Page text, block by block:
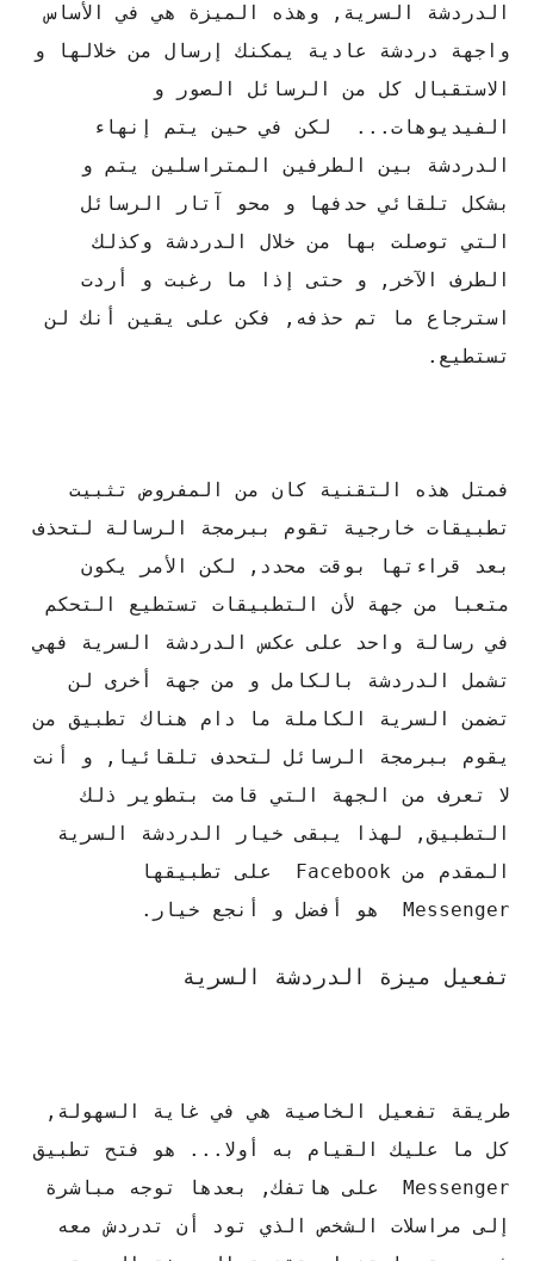
الدردشة السرية, وهذه الميزة هي في الأساس
واجهة دردشة عادية يمكنك إرسال من خلالها و
الاستقبال كل من الرسائل الصور و
الفيديوهات... لكن في حين يتم إنهاء
الدردشة بين الطرفين المتراسلين يتم و
بشكل تلقائي حدفها و محو آتار الرسائل
التي توصلت بها من خلال الدردشة وكذلك
الطرف الآخر, و حتى إذا ما رغبت و أردت
استرجاع ما تم حذفه, فكن على يقين أنك لن
تستطيع.
فمتل هذه التقنية كان من المفروض تثبيت
تطبيقات خارجية تقوم ببرمجة الرسالة لتحذف
بعد قراءتها بوقت محدد, لكن الأمر يكون
متعبا من جهة لأن التطبيقات تستطيع التحكم
في رسالة واحد على عكس الدردشة السرية فهي
تشمل الدردشة بالكامل و من جهة أخرى لن
تضمن السرية الكاملة ما دام هناك تطبيق من
يقوم ببرمجة الرسائل لتحدف تلقائيا, و أنت
لا تعرف من الجهة التي قامت بتطوير ذلك
التطبيق, لهذا يبقى خيار الدردشة السرية
المقدم من Facebook على تطبيقها
Messenger هو أفضل و أنجع خيار.
تفعيل ميزة الدردشة السرية
طريقة تفعيل الخاصية هي في غاية السهولة,
كل ما عليك القيام به أولا... هو فتح تطبيق
Messenger على هاتفك, بعدها توجه مباشرة
إلى مراسلات الشخص الذي تود أن تدردش معه